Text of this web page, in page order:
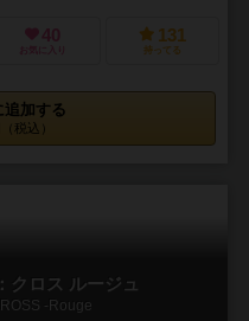
40
お気に入り
131
持ってる
追加する
税込）
クロス ルージュ
-Rouge